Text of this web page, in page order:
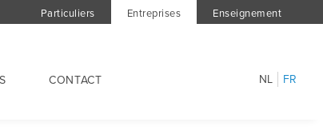
Particuliers Entreprises Enseignement
CONTACT NL FR